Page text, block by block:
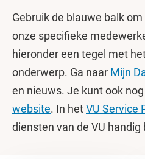
Gebruik de blauwe balk
onze specifieke
hieronder een tegel met
onderwerp. Ga naar Mijn
en nieuws. Je kunt ook nog
website. In hetVU Service
diensten van de VU handig